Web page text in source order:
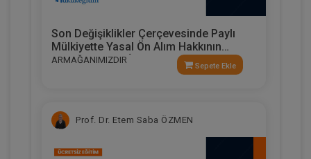
Son Değişiklikler Çerçevesinde Paylı
Mülkiyette Yasal Ön Alım Hakkının
Kullanılmasına İlişkin Hüküm Ve
ARMAĞANIMIZDIR
Sepete Ekle
Prof. Dr. Etem Saba ÖZMEN